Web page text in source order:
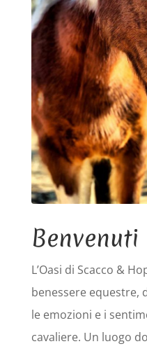
Benvenuti
L’Oasi di Scacco &
benessere equestre,
le emozioni e i
cavaliere. Un luogo